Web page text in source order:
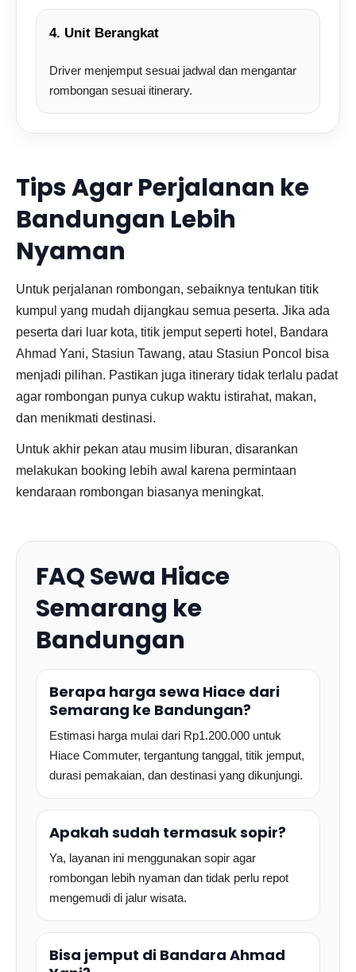
4. Unit Berangkat
Driver menjemput sesuai jadwal dan mengantar
rombongan sesuai itinerary.
Tips Agar Perjalanan ke
Bandungan Lebih
Nyaman
Untuk perjalanan rombongan, sebaiknya tentukan titik
kumpul yang mudah dijangkau semua peserta. Jika ada
peserta dari luar kota, titik jemput seperti hotel, Bandara
Ahmad Yani, Stasiun Tawang, atau Stasiun Poncol bisa
menjadi pilihan. Pastikan juga itinerary tidak terlalu padat
agar rombongan punya cukup waktu istirahat, makan,
dan menikmati destinasi.
Untuk akhir pekan atau musim liburan, disarankan
melakukan booking lebih awal karena permintaan
kendaraan rombongan biasanya meningkat.
FAQ Sewa Hiace
Semarang ke
Bandungan
Berapa harga sewa Hiace dari
Semarang ke Bandungan?
Estimasi harga mulai dari Rp1.200.000 untuk
Hiace Commuter, tergantung tanggal, titik jemput,
durasi pemakaian, dan destinasi yang dikunjungi.
Apakah sudah termasuk sopir?
Ya, layanan ini menggunakan sopir agar
rombongan lebih nyaman dan tidak perlu repot
mengemudi di jalur wisata.
Bisa jemput di Bandara Ahmad